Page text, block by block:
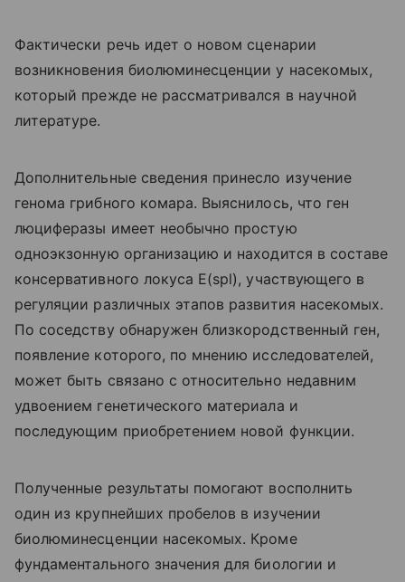
Фактически речь идет о новом сценарии
возникновения биолюминесценции у насекомых,
который прежде не рассматривался в научной
литературе.
Дополнительные сведения принесло изучение
генома грибного комара. Выяснилось, что ген
люциферазы имеет необычно простую
одноэкзонную организацию и находится в составе
консервативного локуса E(spl), участвующего в
регуляции различных этапов развития насекомых.
По соседству обнаружен близкородственный ген,
появление которого, по мнению исследователей,
может быть связано с относительно недавним
удвоением генетического материала и
последующим приобретением новой функции.
Полученные результаты помогают восполнить
один из крупнейших пробелов в изучении
биолюминесценции насекомых. Кроме
фундаментального значения для биологии и